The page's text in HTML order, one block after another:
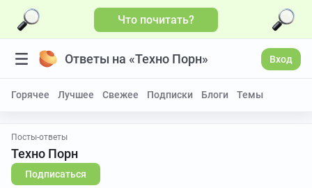
Что почитать?
Ответы на «Техно Порн» Вход
Горячее Лучшее Свежее Подписки Блоги Темы
Посты-ответы
Техно Порн
Подписаться
Больше видео